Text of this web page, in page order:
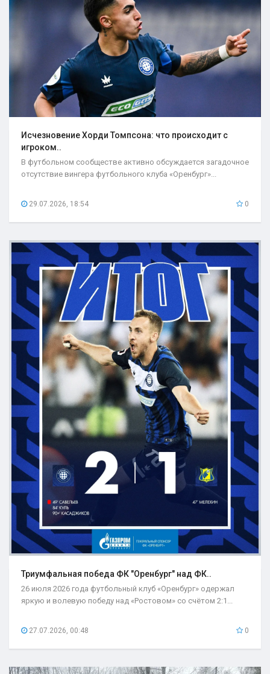
Исчезновение Хорди Томпсона: что происходит с
игроком..
В футбольном сообществе активно обсуждается загадочное
отсутствие вингера футбольного клуба «Оренбург»...
29.07.2026, 18:54 0
Триумфальная победа ФК "Оренбург" над ФК..
26 июля 2026 года футбольный клуб «Оренбург» одержал
яркую и волевую победу над «Ростовом» со счётом 2:1...
27.07.2026, 00:48 0